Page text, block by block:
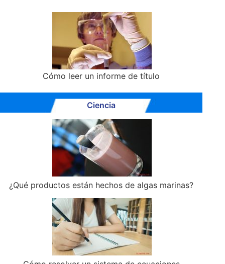
Cómo leer un informe de título
Ciencia
¿Qué productos están hechos de algas marinas?